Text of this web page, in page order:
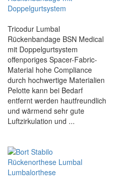
Tricodur Lumbal
Rückenbandage BSN Medical
mit Doppelgurtsystem
offenporiges Spacer-Fabric-
Material hohe Compliance
durch hochwertige Materialien
Pelotte kann bei Bedarf
entfernt werden hautfreundlich
und wärmend sehr gute
Luftzirkulation und ...